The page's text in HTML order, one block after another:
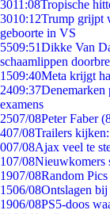
3011:08Tropische
3010:12Trump grijpt
geboorte in VS
5509:51Dikke Van
schaamlippen
1509:40Meta krijgt
2409:37Denemarken
examens
2507/08Peter Faber
407/08Trailers
007/08Ajax veel te
107/08Nieuwkomers
1907/08Random
1506/08Ontslagen
1906/08PS5-doos